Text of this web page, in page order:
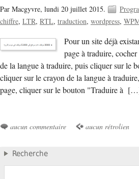
Par Macgyvre, lundi 20 juillet 2015.
chiffre LTR RTL traduction wordpress
Pour un site déjà
page à traduire,
de la langue à traduire, puis cliquer sur le
cliquer sur le crayon de la langue à
page, cliquer sur le bouton "Traduire à
aucun commentaire aucun rétrolien
Recherche